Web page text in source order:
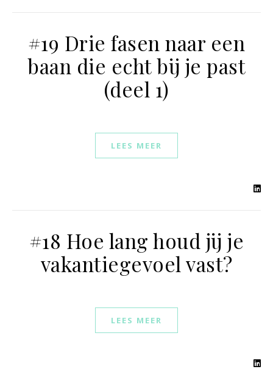
#19 Drie fasen naar een
baan die echt bij je past
(deel 1)
LEES MEER
#18 Hoe lang houd jij je
vakantiegevoel vast?
LEES MEER